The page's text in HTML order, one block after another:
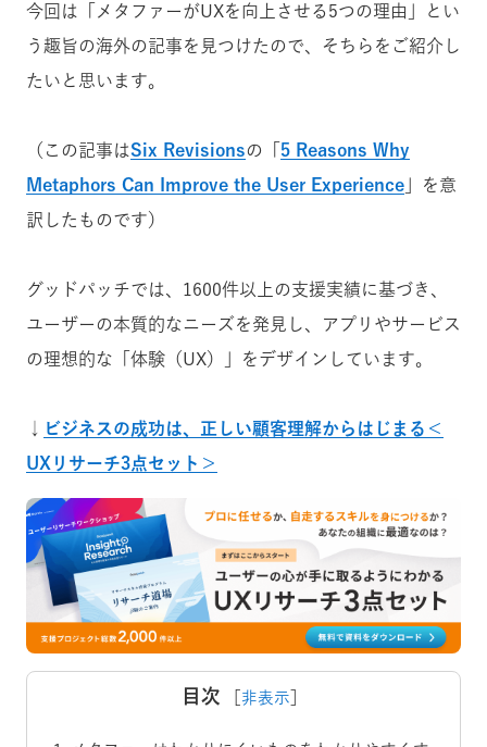
今回は「メタファーがUXを向上させる5つの理由」とい
う趣旨の海外の記事を見つけたので、そちらをご紹介し
たいと思います。
（この記事はSix Revisionsの「 5 Reasons Why
Metaphors Can Improve the User Experience 」を意
訳したものです）
グッドパッチでは、1600件以上の支援実績に基づき、
ユーザーの本質的なニーズを発見し、アプリやサービス
の理想的な「体験（UX）」をデザインしています。
ビジネスの成功は、正しい顧客理解からはじまる＜
UXリサーチ3点セット＞
目次 非表示